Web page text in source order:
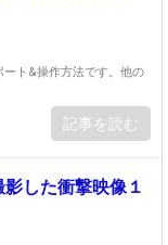
ート&操作方法です。他の
記事を読む
した衝撃映像１